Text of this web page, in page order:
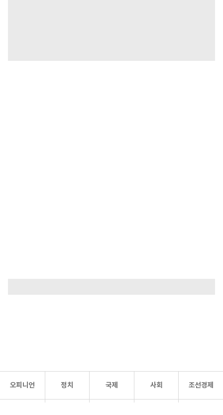
오피니언 정치 국제 사회 조선경제